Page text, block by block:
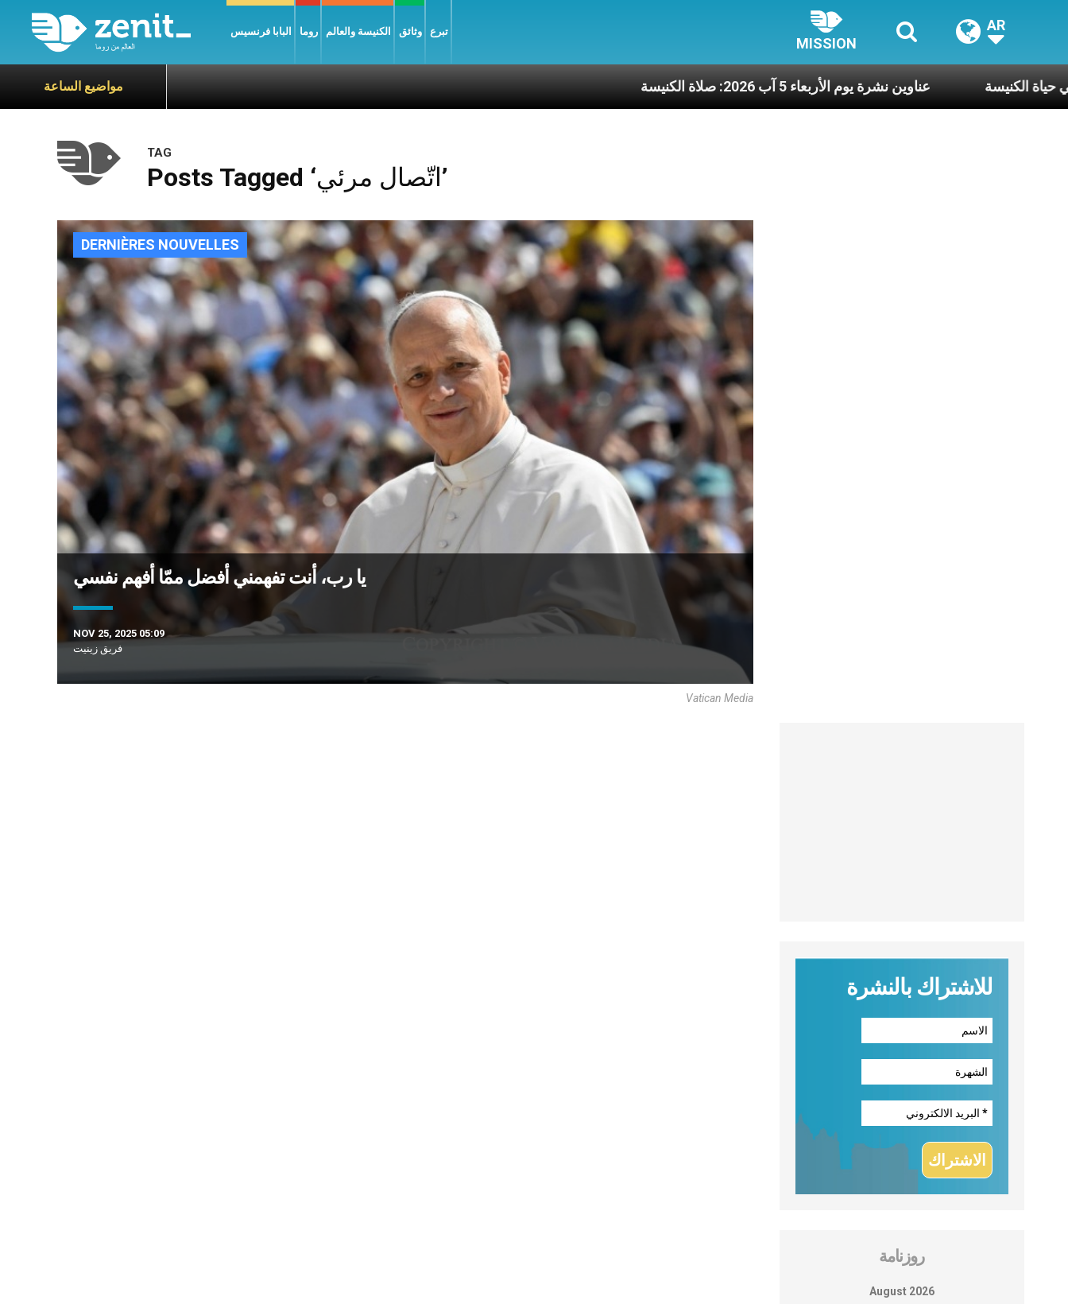
البابا فرنسيس روما الكنيسة والعالم وثائق تبرع
MISSION
AR
مواضيع الساعة عناوين نشرة يوم الأربعاء 5 آب 2026: صلاة الكنيسة هما النَّفَس في حياة الكنيسة
TAG
Posts Tagged ‘اتّصال مرئي’
DERNIÈRES NOUVELLES
يا رب، أنت تفهمني أفضل ممّا أفهم نفسي
NOV 25, 2025 05:09
فريق زينيت
Vatican Media
للاشتراك بالنشرة
روزنامة
August 2026